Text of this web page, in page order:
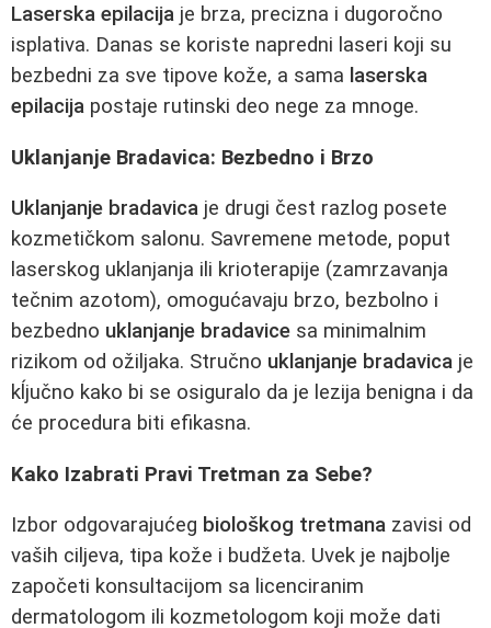
Laserska epilacija je brza, precizna i dugoročno
isplativa. Danas se koriste napredni laseri koji su
bezbedni za sve tipove kože, a sama laserska
epilacija postaje rutinski deo nege za mnoge.
Uklanjanje Bradavica: Bezbedno i Brzo
Uklanjanje bradavica je drugi čest razlog posete
kozmetičkom salonu. Savremene metode, poput
laserskog uklanjanja ili krioterapije (zamrzavanja
tečnim azotom), omogućavaju brzo, bezbolno i
bezbedno uklanjanje bradavice sa minimalnim
rizikom od ožiljaka. Stručno uklanjanje bradavica je
kĺjučno kako bi se osiguralo da je lezija benigna i da
će procedura biti efikasna.
Kako Izabrati Pravi Tretman za Sebe?
Izbor odgovarajućeg biološkog tretmana zavisi od
vaših ciljeva, tipa kože i budžeta. Uvek je najbolje
započeti konsultacijom sa licenciranim
dermatologom ili kozmetologom koji može dati